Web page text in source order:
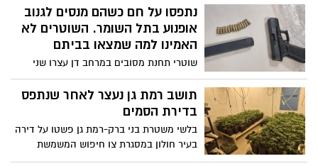
ש"ח
נתפסו על חם כשהם מנסים לגנוב
אופנוע בתל השומר. השוטרים לא
האמינו למה שמצאו בביתם
שוטרי תחנת מסובים במרחב דן עצרו שני
חשודים בחניון בית חולים ברמת גן שעל פי
החשד ניסו לגנוב אופנוע. בבדיקה התברר כי
הקטנוע עמו הגיעו נגנב מת"א; בחיפוש בביתו
חומר החשוד כסם מסוג קוקאין וקורקינט
החשוד כגנוב
תושב רמת גן נעצר לאחר שנתפס
בדירת הסמים
בלשי משטרת בני ברק-רמת גן פשטו על דירה
בעיר חולון במסגרת צו חיפוש המשמשת
כמעבדת סמים, ותפסו כ-648 שתילים של